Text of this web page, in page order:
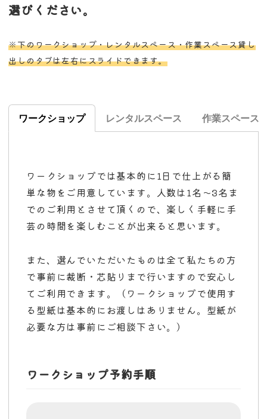
選びください。
※下のワークショップ・レンタルスペース・作業スペース貸し
出しのタブは左右にスライドできます。
ワークショップ レンタルスペース 作業スペース
ワークショップでは基本的に1日で仕上がる簡
単な物をご用意しています。人数は1名〜3名ま
でのご利用とさせて頂くので、楽しく手軽に手
芸の時間を楽しむことが出来ると思います。
また、選んでいただいたものは全て私たちの方
で事前に裁断・芯貼りまで行いますので安心し
てご利用できます。（ワークショップで使用す
る型紙は基本的にお渡しはありません。型紙が
必要な方は事前にご相談下さい。）
ワークショップ予約手順